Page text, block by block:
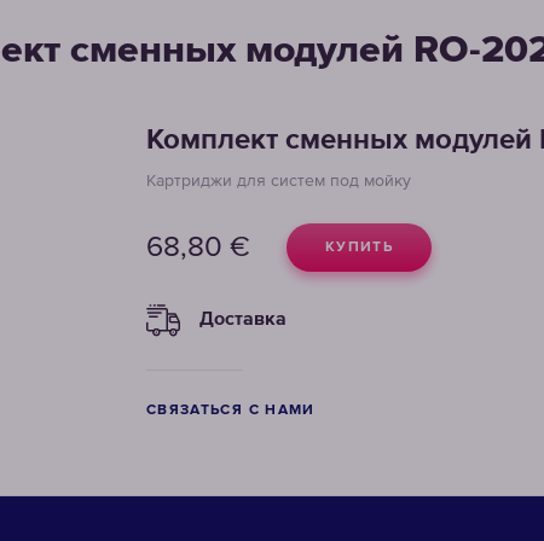
сменных модулей RO-
Комплект сменных модулей
Картриджи для систем под мойку
68,80 € КУПИТЬ
Доставка
СВЯЗАТЬСЯ С НАМИ